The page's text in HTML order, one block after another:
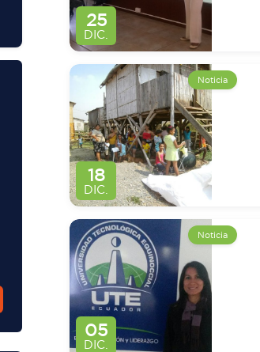
25
DIC.
18
DIC.
Noticia
05
DIC.
Noticia